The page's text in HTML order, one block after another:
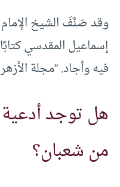
وقد صَنَّفَ الشيخ
إسماعيل المقدسي
فيه وأجاد. “مجلة الأزهر
هل توجد
من شعبان؟